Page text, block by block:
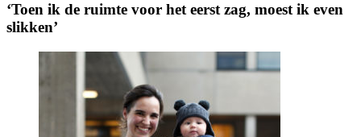
‘Toen ik de ruimte voor het eerst zag, moest ik even
slikken’